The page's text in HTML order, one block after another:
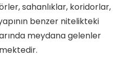
sahanlıklar, koridorlar,
benzer nitelikteki
meydana gelenler